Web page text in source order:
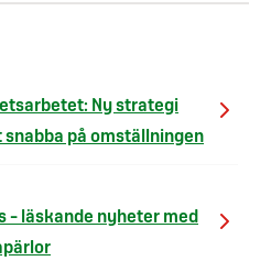
Ny strategi
på omställningen
– läskande nyheter med